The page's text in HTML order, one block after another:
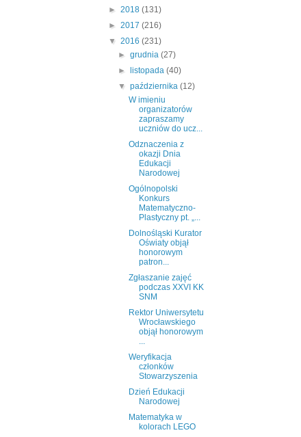
► 2018 (131)
► 2017 (216)
▼ 2016 (231)
►grudnia(27)
►
listopada(40)
▼października(12)
W imieniu
organizatorów
zapraszamy
uczniów do ucz...
Odznaczenia z
okazji Dnia
Edukacji
Narodowej
Ogólnopolski
Konkurs
Matematyczno-
Plastyczny pt. „...
Dolnośląski Kurator
Oświaty objął
honorowym
patron...
Zgłaszanie zajęć
podczas XXVI KK
SNM
Rektor Uniwersytetu
Wrocławskiego
objął honorowym
...
Weryfikacja
członków
Stowarzyszenia
Dzień Edukacji
Narodowej
Matematyka w
kolorach LEGO